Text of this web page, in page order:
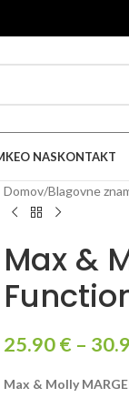
O NASKONTAKT
Domov/Blagovne
Max &
25.90€ –
Max & Molly